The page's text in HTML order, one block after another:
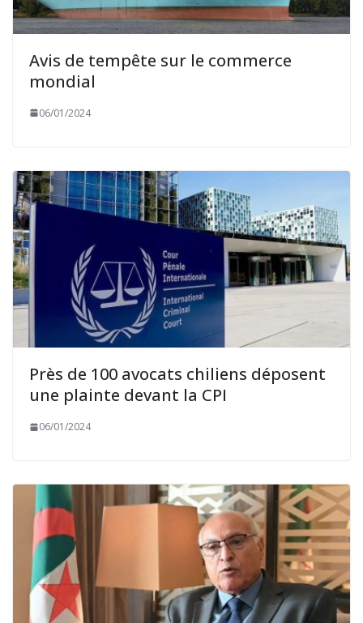
Avis de tempête sur le commerce
mondial
06/01/2024
Près de 100 avocats chiliens déposent
une plainte devant la CPI
06/01/2024